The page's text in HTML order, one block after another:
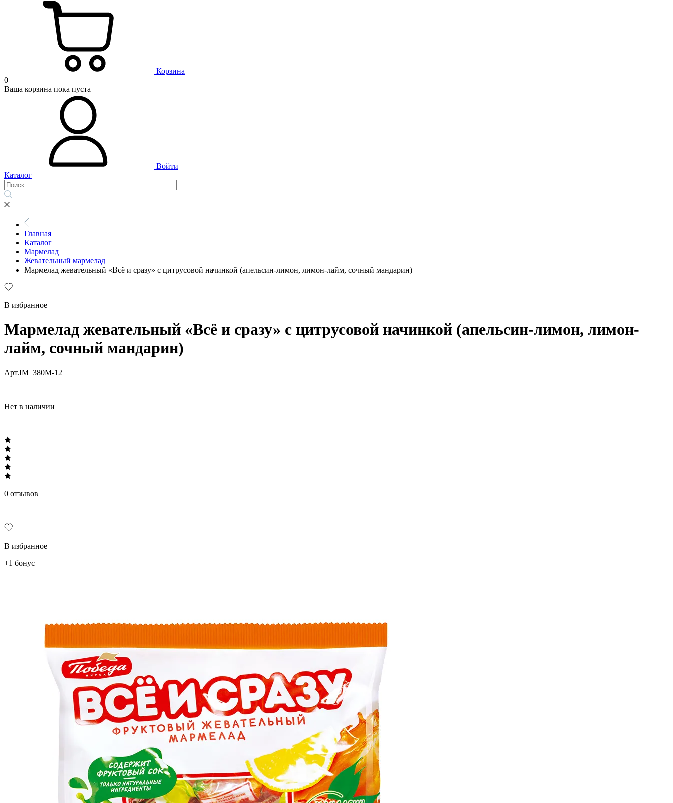
Корзина
0
Ваша корзина пока пуста
Войти
Каталог
Главная
Каталог
Мармелад
Жевательный мармелад
Мармелад жевательный «Всё и сразу» с цитрусовой начинкой (апельсин-лимон, лимон-лайм, сочный мандарин)
В избранное
Мармелад жевательный «Всё и сразу» с цитрусовой начинкой (апельсин-лимон, лимон-
лайм, сочный мандарин)
Арт.IM_380M-12
|
Нет в наличии
|
0 отзывов
|
В избранное
+1 бонус